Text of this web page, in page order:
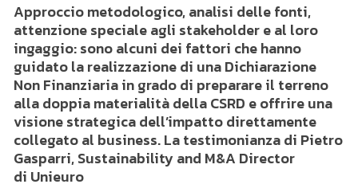
Approccio metodologico, analisi delle fonti,
attenzione speciale agli stakeholder e al loro
ingaggio: sono alcuni dei fattori che hanno
guidato la realizzazione di una Dichiarazione
Non Finanziaria in grado di preparare il terreno
alla doppia materialità della CSRD e offrire una
visione strategica dell’impatto direttamente
collegato al business. La testimonianza di Pietro
Gasparri, Sustainability and M&A Director
di Unieuro